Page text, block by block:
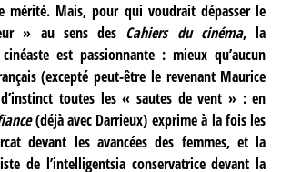
mérité. Mais, pour qui voudrait dépasser le
» au sens des Cahiers du cinéma, la
est passionnante : mieux qu’aucun
(excepté peut-être le revenant Maurice
toutes les « sautes de vent » : en
(déjà avec Darrieux) exprime à la fois les
devant les avancées des femmes, et la
de l’intelligentsia conservatrice devant la